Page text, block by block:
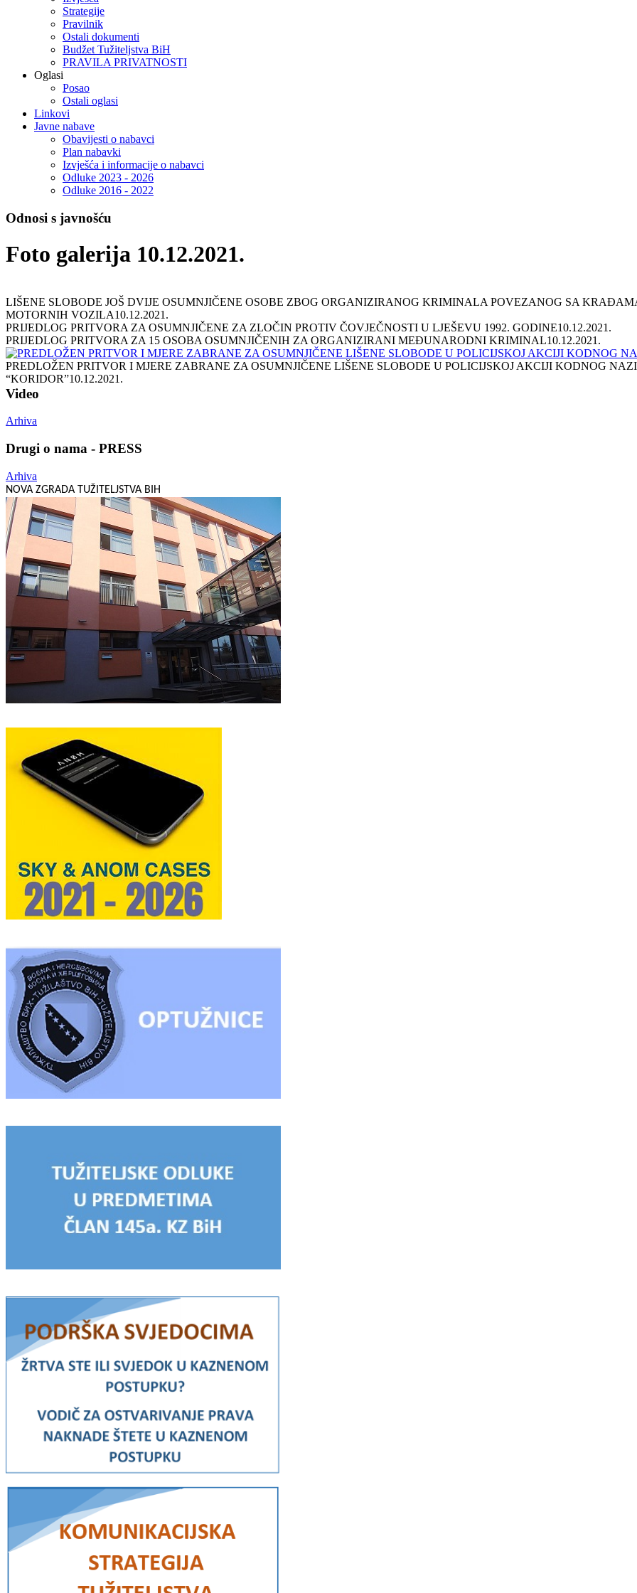
Strategije
Pravilnik
Ostali dokumenti
Budžet Tužiteljstva BiH
PRAVILA PRIVATNOSTI
Oglasi
Posao
Ostali oglasi
Linkovi
Javne nabave
Obavijesti o nabavci
Plan nabavki
Izvješća i informacije o nabavci
Odluke 2023 - 2026
Odluke 2016 - 2022
Odnosi s javnošću
Foto galerija 10.12.2021.
LIŠENE SLOBODE JOŠ DVIJE OSUMNJIČENE OSOBE ZBOG ORGANIZIRANOG KRIMINALA POVEZANOG SA
MOTORNIH VOZILA10.12.2021.
PRIJEDLOG PRITVORA ZA OSUMNJIČENE ZA ZLOČIN PROTIV ČOVJEČNOSTI U LJEŠEVU 1992. GODINE10.12.2021.
PRIJEDLOG PRITVORA ZA 15 OSOBA OSUMNJIČENIH ZA ORGANIZIRANI MEĐUNARODNI KRIMINAL10.12.2021.
PREDLOŽEN PRITVOR I MJERE ZABRANE ZA OSUMNJIČENE LIŠENE SLOBODE U POLICIJSKOJ AKCIJI KODNOG
“KORIDOR”10.12.2021.
Video
Arhiva
Drugi o nama - PRESS
Arhiva
NOVA ZGRADA TUŽITELJSTVA BIH